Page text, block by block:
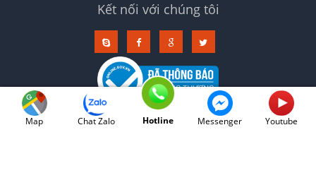
Kết nối với chúng tôi
Map Chat Zalo Hotline Messenger Youtube